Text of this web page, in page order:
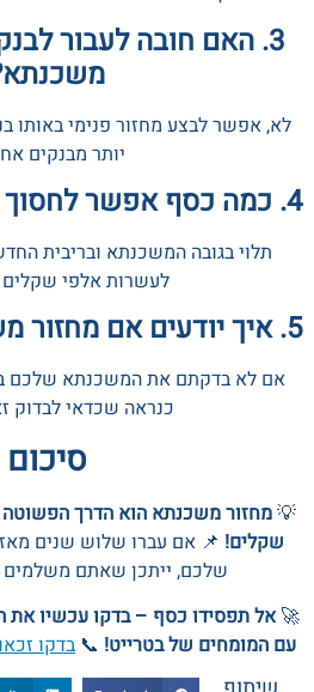
3. האם חובה לעבור
לא, אפשר לבצע מחזור פנימי באותו
יותר מבנקים
4. כמה כסף אפשר לחסוך במחזור משכנתא?
תלוי בגובה המשכנתא ובריבית
לעשרות אלפי שקלים
5. איך יודעים אם מחזור משכנתא מתאים לי?
אם לא בדקתם את המשכנתא שלכם
כנראה שכדאי לבדוק
סיכום
💡מחזור משכנתא הוא הדרך
שקלים! 📌 אם עברו שלוש שנים
שלכם, ייתכן שאתם משלמים
🚀אל תפסידו כסף – בדקו עכשיו
עם המומחים של בטרייט! 📞 בדקו